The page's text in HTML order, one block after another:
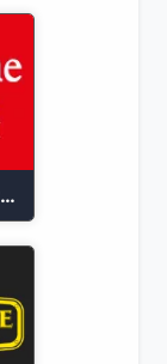
Bésame Armenia en vivo 2023